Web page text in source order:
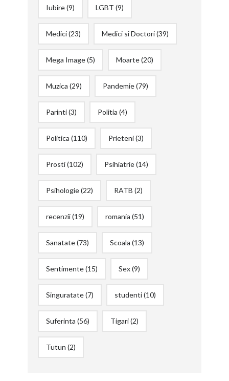
Iubire(9) LGBT (9)
Medici(23) Medici si Doctori(39)
Mega Image(5) Moarte(20)
Muzica (29) Pandemie(79)
Parinti(3) Politia (4)
Politica (110) Prieteni(3)
Prosti(102) Psihiatrie(14)
Psihologie(22) RATB (2)
recenzii(19) romania (51)
Sanatate(73) Scoala (13)
Sentimente(15) Sex(9)
Singuratate(7) studenti(10)
Suferinta (56) Tigari(2)
Tutun (2)